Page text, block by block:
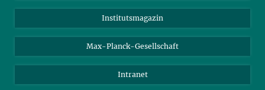
Fördernde
Schulen
Studierende
Bluesky
Facebook
YouTube
Institutsmagazin
Max-Planck-Gesellschaft
Intranet